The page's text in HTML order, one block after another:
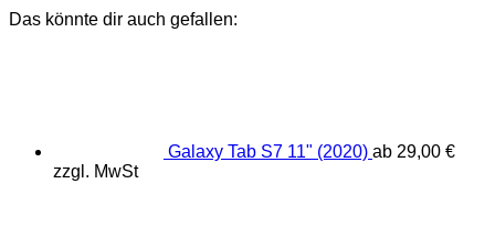
Das könnte dir auch gefallen:
Galaxy Tab S7 11" (2020) ab 29,00 €
zzgl. MwSt